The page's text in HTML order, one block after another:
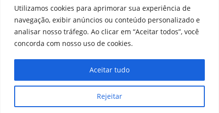
Utilizamos cookies para aprimorar sua experiência de
navegação, exibir anúncios ou conteúdo personalizado e
analisar nosso tráfego. Ao clicar em “Aceitar todos”, você
concorda com nosso uso de cookies.
Rejeitar
Aceitar tudo
Equipe Perfil Política de cookies Serviços